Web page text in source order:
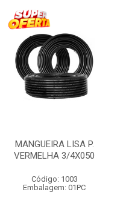
MANGUEIRA LISA P.
VERMELHA 3/4X050
Código: 1003
Embalagem: 01PC